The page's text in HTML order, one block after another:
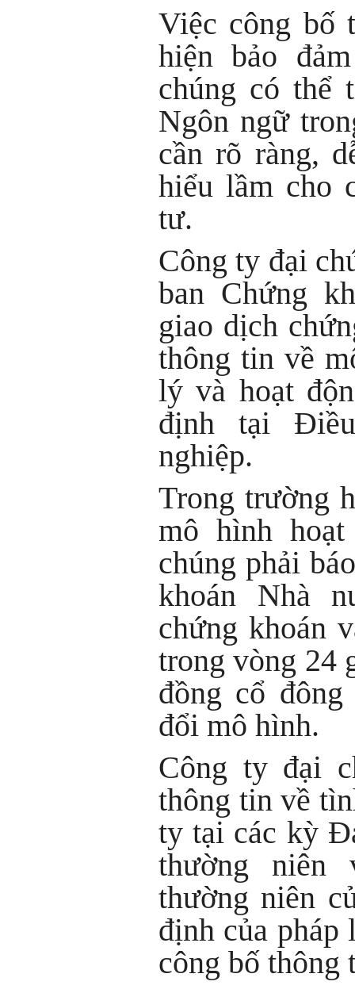
Việc công bố
hiện bảo
chúng có thể
Ngôn ngữ
cần rõ ràng,
hiểu lầm cho
tư.
Công ty đại
ban Chứng
giao dịch
thông tin về
lý và hoạt
định tại
nghiệp.
Trong trường
mô hình
chúng phải
khoán Nhà
chứng khoán
trong vòng 24
đồng cổ
đổi mô hình.
Công ty đại
thông tin về
ty tại các kỳ
thường niên
thường niên
định của pháp
công bố thông